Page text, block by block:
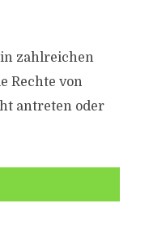
zahlreichen
Rechte von
antreten oder